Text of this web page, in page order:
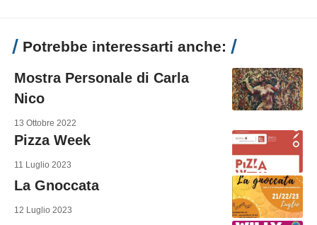
Potrebbe interessarti anche:
Mostra Personale di Carla
Nico
13 Ottobre 2022
Pizza Week
11 Luglio 2023
La Gnoccata
12 Luglio 2023